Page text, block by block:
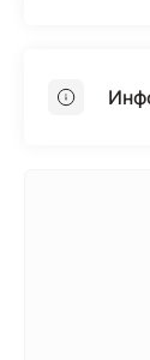
Пенопласт
Политика